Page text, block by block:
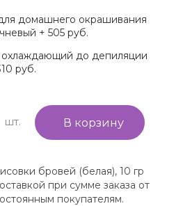
домашнего окрашивания
+ 505 руб.
до депиляции
руб.
шт. В корзину
бровей (белая), 10 гр
при сумме заказа от
покупателям.